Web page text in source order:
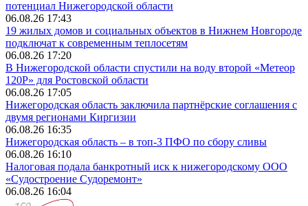
потенциал Нижегородской области
06.08.26 17:43
19 жилых домов и социальных объектов в Нижнем Новгороде
подключат к современным теплосетям
06.08.26 17:20
В Нижегородской области спустили на воду второй «Метеор
120Р» для Ростовской области
06.08.26 17:05
Нижегородская область заключила партнёрские соглашения с
двумя регионами Киргизии
06.08.26 16:35
Нижегородская область – в топ-3 ПФО по сбору сливы
06.08.26 16:10
Налоговая подала банкротный иск к нижегородскому ООО
«Судостроение Судоремонт»
06.08.26 16:04